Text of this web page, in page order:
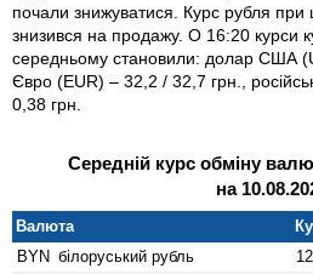
почали знижуватися. Курс рубля при
знизився на продажу. О 16:20 курси
середньому становили: долар США
Євро (EUR) – 32,2 / 32,7 грн.,
0,38 грн.
Середній курс обміну
на
Валюта
BYN білоруський рубль